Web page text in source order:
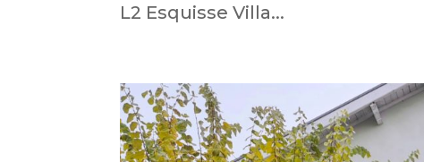
L2 Esquisse Villa...